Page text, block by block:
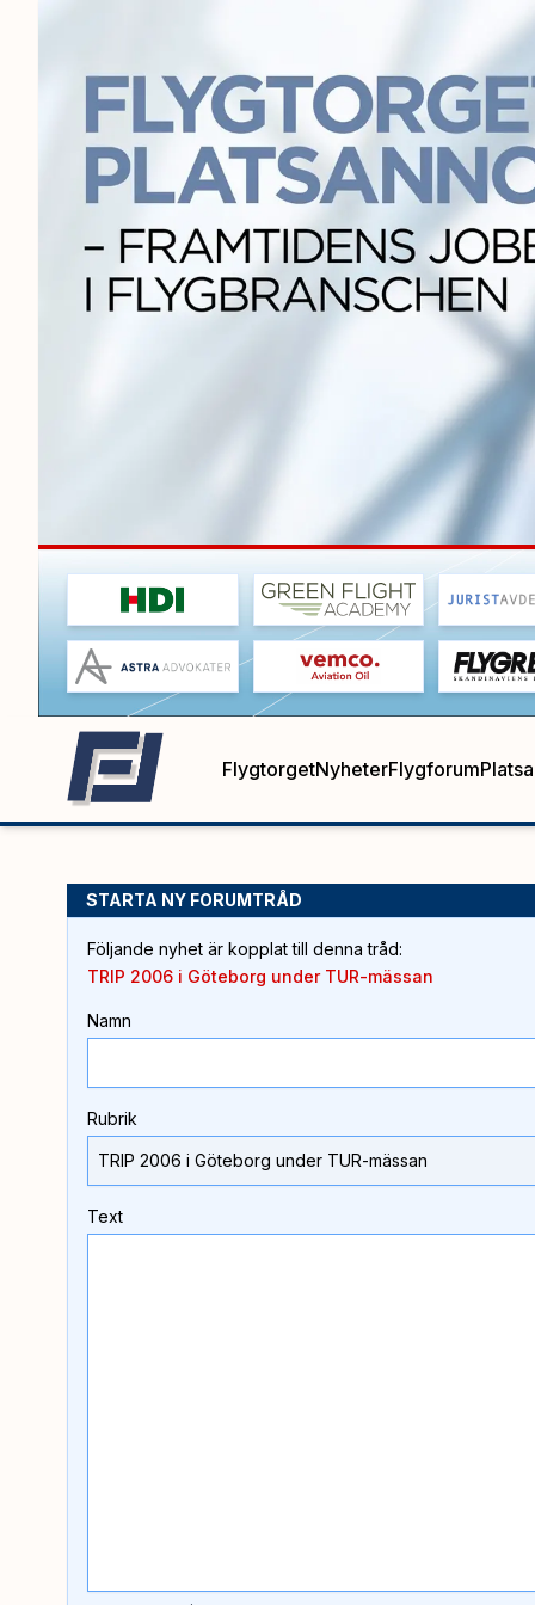
FlygtorgetNyheterFlygforum
STARTA NY FORUMTRÅD
Följande nyhet är kopplat till denna tråd:
TRIP 2006 i Göteborg under TUR-mässan
Namn
Rubrik
Text